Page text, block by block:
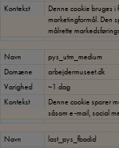
Kontekst
Denne cookie bruges
marketingformål. Den
målrette
Navn
pys_utm_medium
Domæne
arbejdermuseet.dk
Varighed
~1 dag
Kontekst
Denne cookie sporer
såsom e-mail, social
Navn
last_pys_fbadid